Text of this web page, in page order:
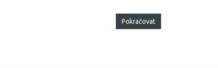
Pokračovat